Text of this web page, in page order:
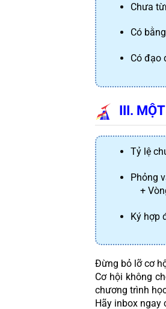
Chưa
Có
Có đạo
III.
Tỷ lệ
Phỏng
+
Ký hợp
Đừng bỏ lỡ cơ
Cơ hội không
chương trình
Hãy inbox